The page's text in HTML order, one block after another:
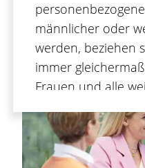
männlicher oder
werden, beziehen
immer
Frauen und alle
Mehr für